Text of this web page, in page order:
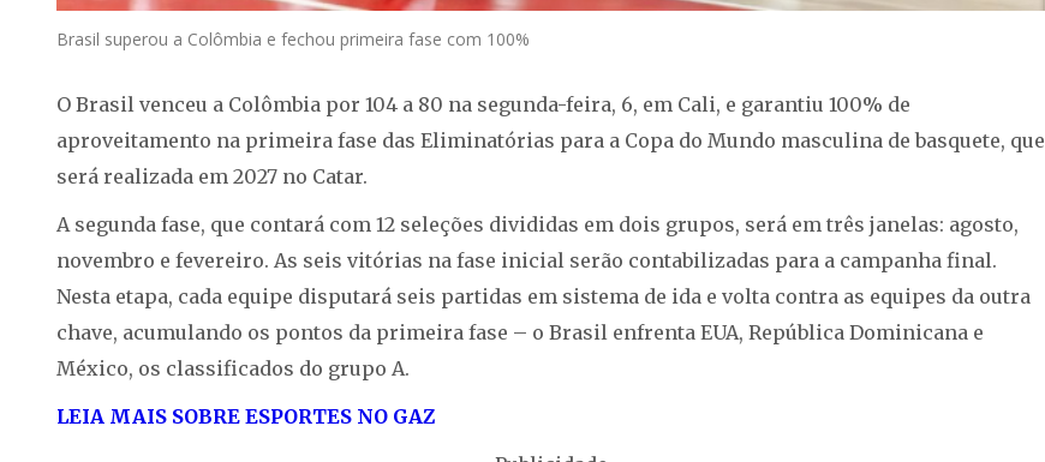
Brasil superou a Colômbia e fechou primeira fase com 100%
O Brasil venceu a Colômbia por 104 a 80 na segunda-feira, 6, em Cali, e garantiu 100% de
aproveitamento na primeira fase das Eliminatórias para a Copa do Mundo masculina de basquete, que
será realizada em 2027 no Catar.
A segunda fase, que contará com 12 seleções divididas em dois grupos, será em três janelas: agosto,
novembro e fevereiro. As seis vitórias na fase inicial serão contabilizadas para a campanha final.
Nesta etapa, cada equipe disputará seis partidas em sistema de ida e volta contra as equipes da outra
chave, acumulando os pontos da primeira fase – o Brasil enfrenta EUA, República Dominicana e
México, os classificados do grupo A.
LEIA MAIS SOBRE ESPORTES NO GAZ